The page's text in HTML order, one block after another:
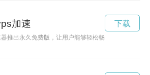
加速
推出永久免费版，让用户能够轻松畅游网络世界，速
下载